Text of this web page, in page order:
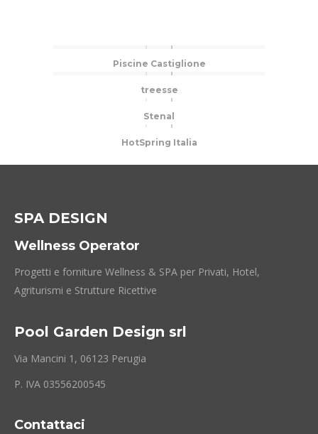
Piscine Castiglione
treesse
Stenal
HotSpring Italia
SPA DESIGN
Wellness Operator
Progetti e forniture Wellness & SPA per Privati, Hotel,
Agriturismi e Strutture Ricettive
Pool Garden Design srl
Via Mancini 1, 06123 Perugia
P. IVA 03556200545
Contattaci